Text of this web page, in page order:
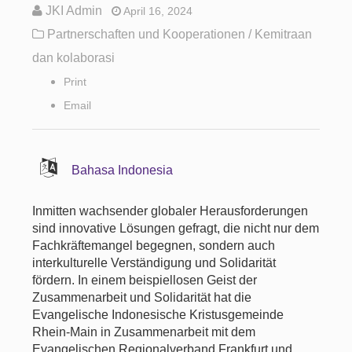
JKI Admin April 16, 2024
Partnerschaften und Kooperationen / Kemitraan
dan kolaborasi
Print
Email
Bahasa Indonesia
Inmitten wachsender globaler Herausforderungen
sind innovative Lösungen gefragt, die nicht nur dem
Fachkräftemangel begegnen, sondern auch
interkulturelle Verständigung und Solidarität
fördern. In einem beispiellosen Geist der
Zusammenarbeit und Solidarität hat die
Evangelische Indonesische Kristusgemeinde
Rhein-Main in Zusammenarbeit mit dem
Evangelischen Regionalverband Frankfurt und